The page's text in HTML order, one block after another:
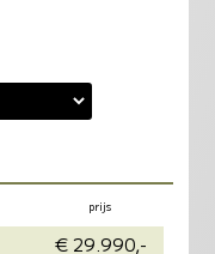
prijs
€ 29.990,-